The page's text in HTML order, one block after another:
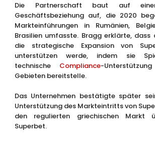
Die Partnerschaft baut auf einer
Geschäftsbeziehung auf, die 2020
Markteinführungen in Rumänien,
Brasilien umfasste. Bragg erklärte, dass
die strategische Expansion von
unterstützen werde, indem sie
technische Compliance-
Gebieten bereitstelle.
Das Unternehmen bestätigte später
Unterstützung des Markteintritts von
den regulierten griechischen Markt
Superbet.